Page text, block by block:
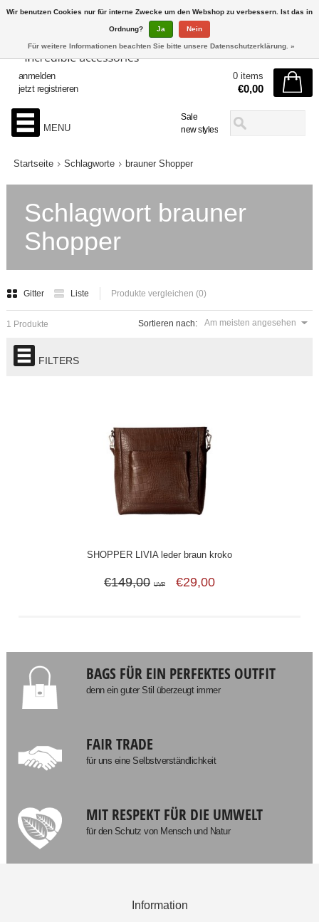
Sale
new styles
anmelden
jetzt registrieren
0 items
€0,00
MENU
Startseite Schlagworte brauner Shopper
Schlagwort brauner
Shopper
Gitter Liste Produkte vergleichen (0)
Sortieren nach: Am meisten angesehen
1 Produkte
FILTERS
SHOPPER LIVIA leder braun kroko
€149,00 UVP €29,00
BAGS FÜR EIN PERFEKTES OUTFIT
denn ein guter Stil überzeugt immer
FAIR TRADE
für uns eine Selbstverständlichkeit
MIT RESPEKT FÜR DIE UMWELT
für den Schutz von Mensch und Natur
Information
Wir benutzen Cookies nur für interne Zwecke um den Webshop zu verbessern. Ist das in
Ordnung? Ja Nein
Für weitere Informationen beachten Sie bitte unsere Datenschutzerklärung. »